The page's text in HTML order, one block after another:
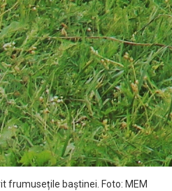
frumusețile baștinei. Foto: MEM